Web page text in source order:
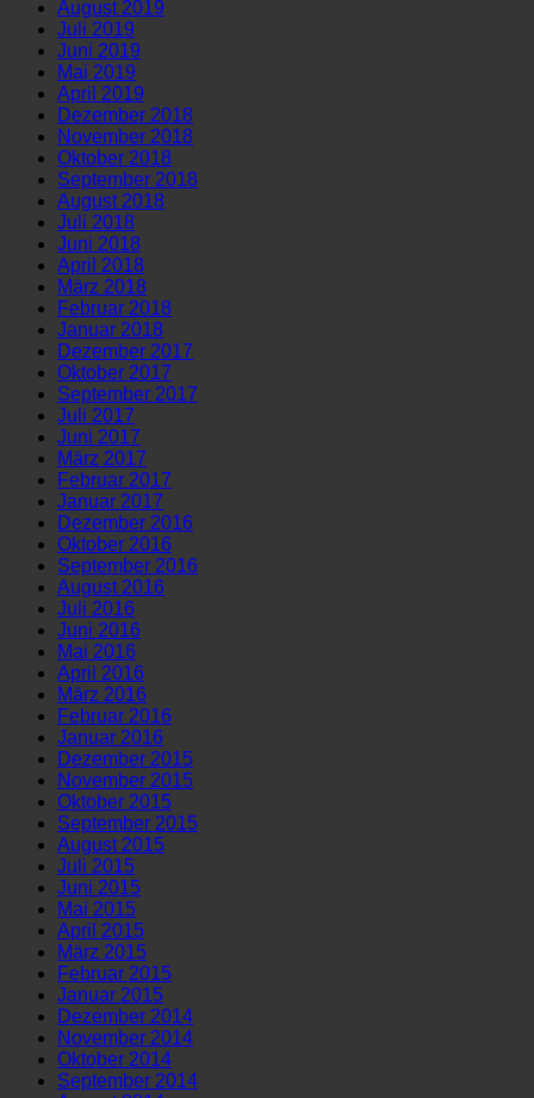
August 2019
Juli 2019
Juni 2019
Mai 2019
April 2019
Dezember 2018
November 2018
Oktober 2018
September 2018
August 2018
Juli 2018
Juni 2018
April 2018
März 2018
Februar 2018
Januar 2018
Dezember 2017
Oktober 2017
September 2017
Juli 2017
Juni 2017
März 2017
Februar 2017
Januar 2017
Dezember 2016
Oktober 2016
September 2016
August 2016
Juli 2016
Juni 2016
Mai 2016
April 2016
März 2016
Februar 2016
Januar 2016
Dezember 2015
November 2015
Oktober 2015
September 2015
August 2015
Juli 2015
Juni 2015
Mai 2015
April 2015
März 2015
Februar 2015
Januar 2015
Dezember 2014
November 2014
Oktober 2014
September 2014